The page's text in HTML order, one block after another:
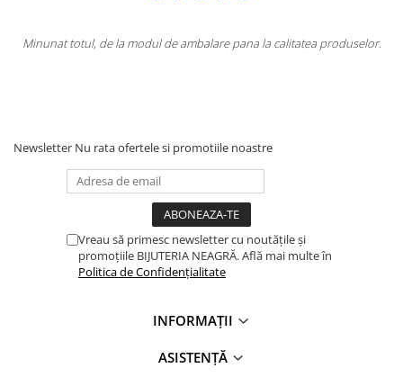
produselor.
Totul la superlativ! Produsul, fix descrierea,
Newsletter Nu rata ofertele si promotiile noastre
Vreau să primesc newsletter cu noutățile și
promoțiile BIJUTERIA NEAGRĂ. Află mai multe în
Politica de Confidențialitate
INFORMAȚII
ASISTENȚĂ